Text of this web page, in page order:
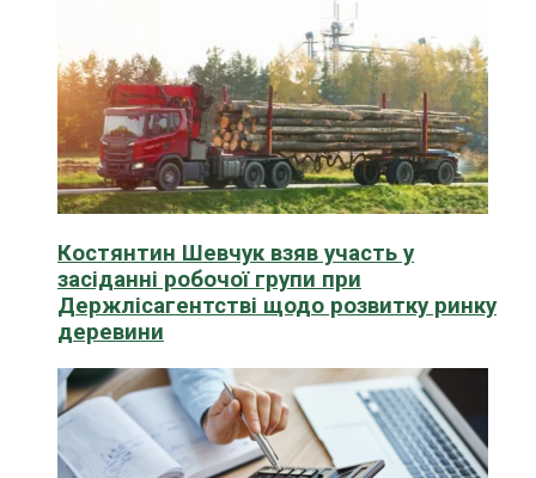
Костянтин Шевчук взяв участь у
засіданні робочої групи при
Держлісагентстві щодо розвитку ринку
деревини